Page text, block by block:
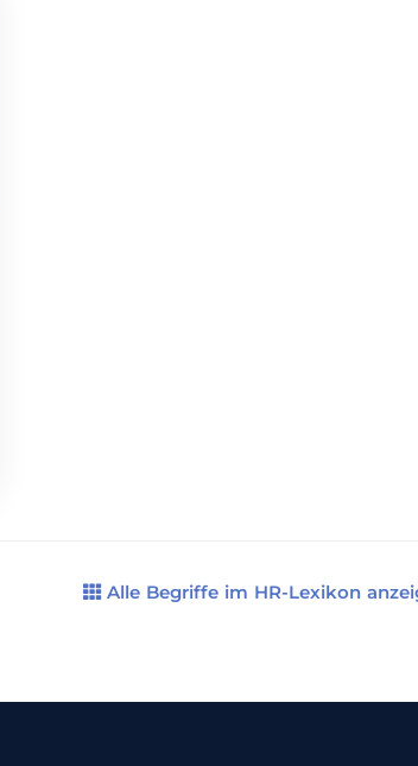
Alle Begriffe im HR-Lexikon